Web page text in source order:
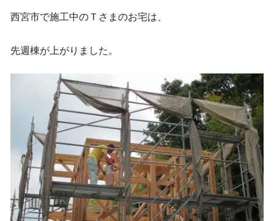
西宮市で施工中のＴさまのお宅は、
先週棟が上がりました。